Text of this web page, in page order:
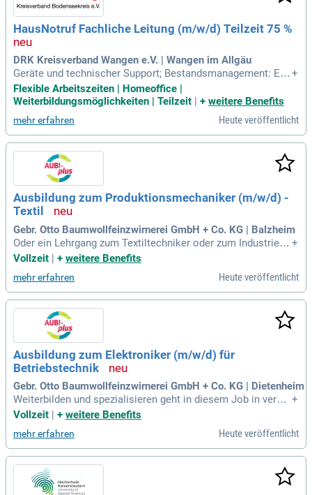
HausNotruf Fachliche Leitung (m/w/d) Teilzeit 75 %
DRK Kreisverband Wangen e.V. | Wangen im Allgäu
Geräte und technischer Support; Bestandsmanagement: Eig
enverantwortliche Beschaffung, Verwaltung und Wartung vo
n Notrufgeräten unter Berücksichtigung der Kosteneffizienz;
unikation für ein durch Technik
+
Flexible Arbeitszeiten | Homeoffice |
Weiterbildungsmöglichkeiten | Teilzeit
+ weitere Benefits
mehr erfahren Heute veröffentlicht
Ausbildung zum Produktionsmechaniker (m/w/d) -
Textil
Gebr. Otto Baumwollfeinzwirnerei GmbH + Co. KG | Balzheim
Oder ein Lehrgang zum Textiltechniker oder zum Industriem
eister Textilwirtschaft beispielsweise. KURZ UND KNACKIG:
+
Vollzeit | + weitere Benefits
mehr erfahren Heute veröffentlicht
Ausbildung zum Elektroniker (m/w/d) für
Betriebstechnik
Gebr. Otto Baumwollfeinzwirnerei GmbH + Co. KG | Dietenheim
Weiterbilden und spezialisieren geht in diesem Job in versc
hiedenen Richtungen: Das Spektrum reicht von Elektronik u
zu elektrischer Mess-, Steuerungs- und Regelungstechnik.
+
Vollzeit | + weitere Benefits
mehr erfahren Heute veröffentlicht